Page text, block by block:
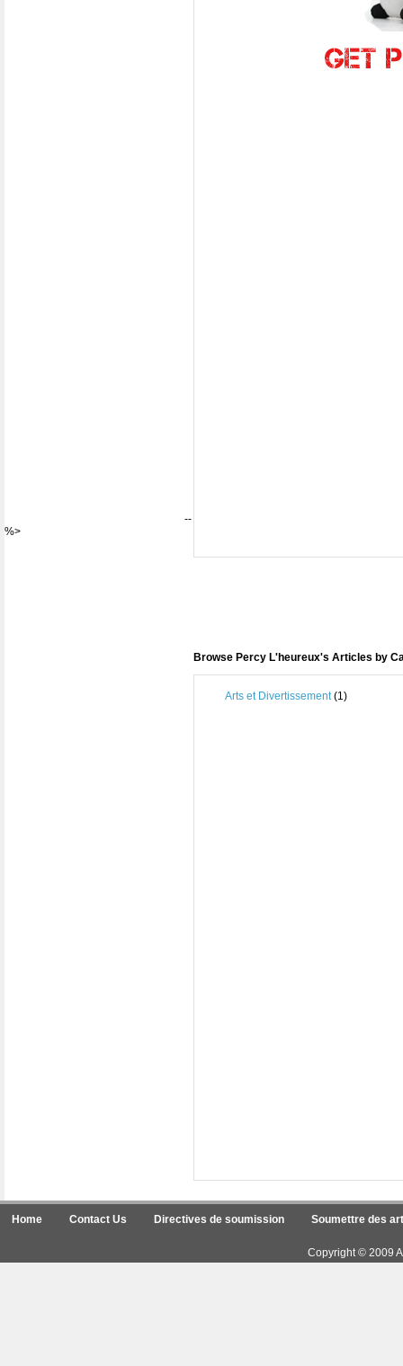
--
%>
Browse Percy L'heureux's Articles by
Arts et Divertissement(1)
Home Contact Us Directives de soumission Soumettre des
Copyright © 2009